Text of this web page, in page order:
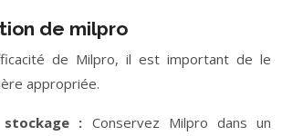
de milpro
de Milpro, il est important de le
appropriée.
: Conservez Milpro dans un